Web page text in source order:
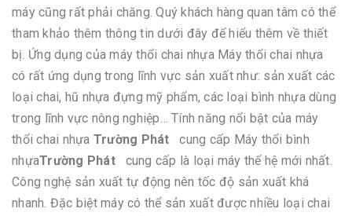
máy cũng rất phải chăng. Quý khách hàng quan tâm có thể
tham khảo thêm thông tin dưới đây để hiểu thêm về thiết
bị. Ứng dụng của máy thổi chai nhựa Máy thổi chai nhựa
có rất ứng dụng trong lĩnh vực sản xuất như: sản xuất các
loại chai, hũ nhựa đựng mỹ phẩm, các loại bình nhựa dùng
trong lĩnh vực nông nghiệp… Tính năng nổi bật của máy
thổi chai nhựa Trường Phát
cung cấp Máy thổi bình
nhựaTrường Phát
cung cấp là loại máy thế hệ mới nhất.
Công nghệ sản xuất tự động nên tốc độ sản xuất khá
nhanh. Đặc biệt máy có thể sản xuất được nhiều loại chai